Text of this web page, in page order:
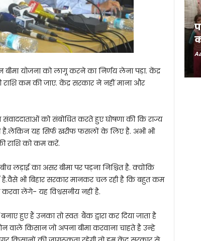
बीमा योजना को लागू करने का निर्णय लेना पड़ा. केंद्र
राशि कम की जाए. केंद्र सरकार ने नहीं माना और
को संबोधित करते हुए घोषणा की कि राज्य
है.लेकिन यह सिर्फ खरीफ फसलों के लिए है. अभी भी
राशि को कम करें.
लड़ाई का असर बीमा पर पड़ना निश्चित है. क्योंकि
है.वैसे भी बिहार सरकार मानकर चल रही है कि बहुत कम
लेंगे- यह विश्वसनीय नहीं है.
हुए हैं उनका तो स्वतः बैंक द्वारा कर दिया जाता है
वाले किसान जो अपना बीमा करवाना चाहते है उन्हे